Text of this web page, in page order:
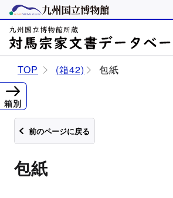
TOP (箱42) 包紙
前のページに戻る
包紙
箱別